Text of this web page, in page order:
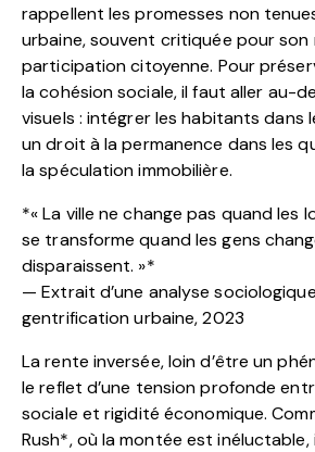
rappellent les promesses non
urbaine, souvent critiquée pour son
participation citoyenne. Pour
la cohésion sociale, il faut aller au-
visuels : intégrer les habitants dans
un droit à la permanence dans les
la spéculation immobilière.
*« La ville ne change pas quand les
se transforme quand les gens
disparaissent. »*
— Extrait d’une analyse
gentrification urbaine, 2023
La rente inversée, loin d’être un
le reflet d’une tension profonde
sociale et rigidité économique.
Rush*, où la montée est